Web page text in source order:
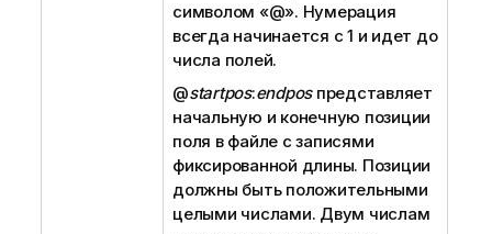
символом «@». Нумерация
всегда начинается с 1 и идет до
числа полей.
@startpos:endposпредставляет
начальную и конечную позиции
поля в файле с записями
фиксированной длины. Позиции
должны быть положительными
целыми числами. Двум числам